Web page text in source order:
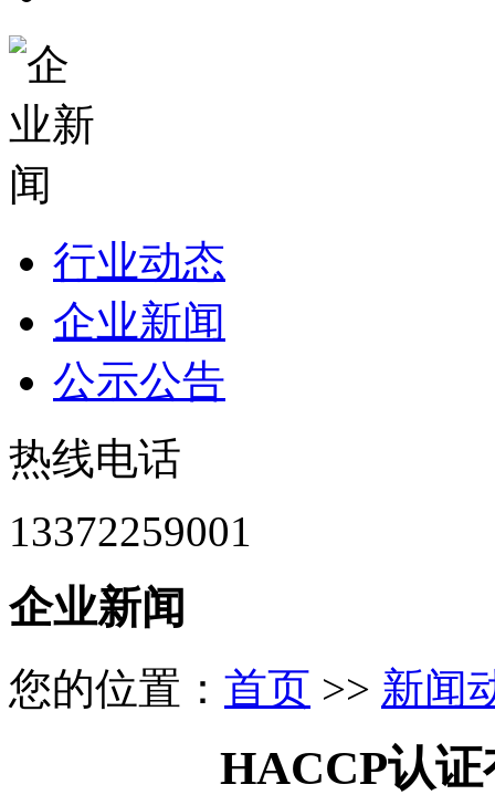
行业动态
企业新闻
公示公告
热线电话
13372259001
企业新闻
您的位置： 首页 >> 新闻
HACCP认